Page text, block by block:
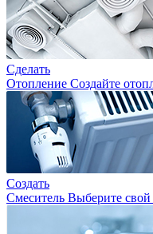
Сделать
Отопление Создайте
Создать
Смеситель Выберите